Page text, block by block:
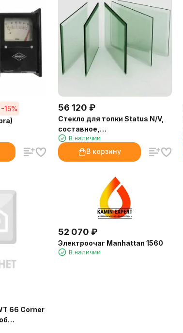
-15%
56 120 ₽
Стекло для топки Status N/V,
составное,
(240x460x240)x488h
(EdilKamin)
В наличии
В корзину
66 Corner
52 070 ₽
Электроочаг Manhattan 1560
В наличии